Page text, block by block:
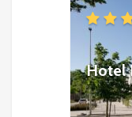
Hotel